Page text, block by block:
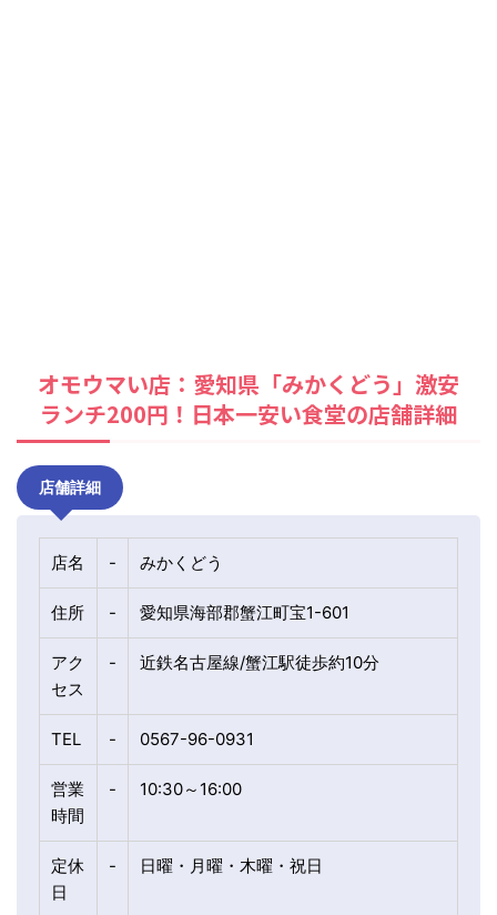
オモウマい店：愛知県「みかくどう」激安
ランチ200円！日本一安い食堂の店舗詳細
店舗詳細
店名 - みかくどう
住所 - 愛知県海部郡蟹江町宝1-601
アク
セス
- 近鉄名古屋線/蟹江駅徒歩約10分
TEL - 0567-96-0931
営業
時間
- 10:30～16:00
定休
日
- 日曜・月曜・木曜・祝日